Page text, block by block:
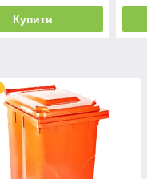
Купити